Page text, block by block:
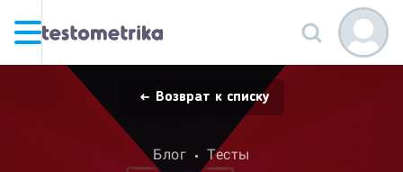
Возврат к списку
Блог Тесты